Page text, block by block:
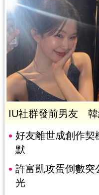
IU社群發前男友 韓
好友離世成創作
默
許富凱攻蛋倒數
光